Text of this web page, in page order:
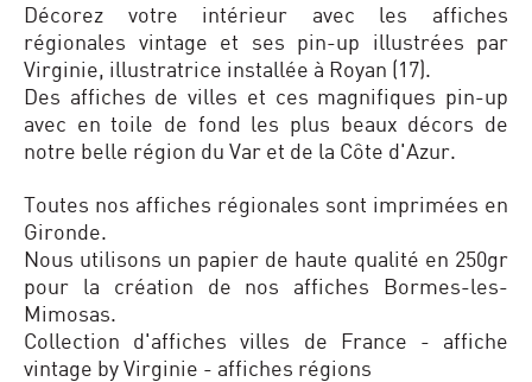
Décorez votre intérieur avec les affiches
régionales vintage et ses pin-up illustrées par
Virginie, illustratrice installée à Royan (17).
Des affiches de villes et ces magnifiques pin-up
avec en toile de fond les plus beaux décors de
notre belle région du Var et de la Côte d'Azur.
Toutes nos affiches régionales sont imprimées en
Gironde.
Nous utilisons un papier de haute qualité en 250gr
pour la création de nos affiches Bormes-les-
Mimosas.
Collection d'affiches villes de France - affiche
vintage by Virginie - affiches régions